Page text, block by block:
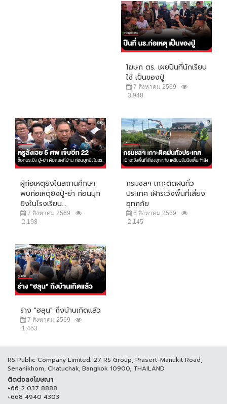
โฆษก ตร. เผยปืนที่นักเรียน
ใช้ เป็นของปู่
7 สิงหาคม 2569
3,948
ผู้ก่อเหตุยิงในสถานศึกษา
พบก่อเหตุยิงปู่-ย่า ก่อนบุก
ยิงในโรงเรียน...
7 สิงหาคม 2569
2,198
กรมชลฯ เกาะติดฝนทั่ว
ประเทศ เฝ้าระวังพื้นที่เสี่ยง
อุทกภัย
6 สิงหาคม 2569
2,145
ร่าง "ฮลุน" ถึงบ้านเกิดแล้ว
7 สิงหาคม 2569
1,453
RS Public Company Limited. 27 RS Group, Prasert-Manukit Road,
Senanikhom, Chatuchak, Bangkok 10900, THAILAND
ติดต่อลงโฆษณา
+66 2 037 8888
+668 4940 4303